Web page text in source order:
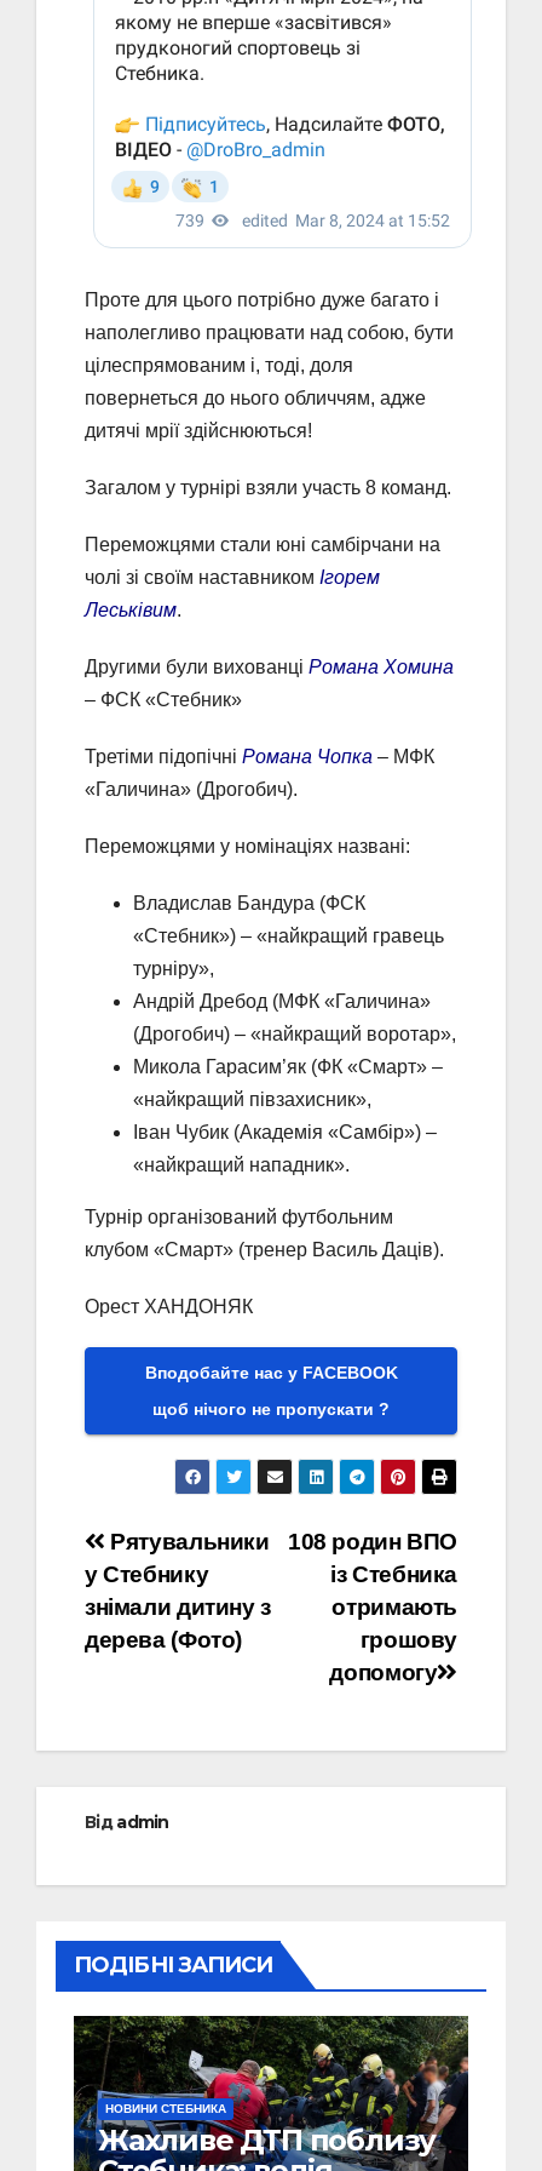
Проте для цього потрібно дуже багато і
наполегливо працювати над собою, бути
цілеспрямованим і, тоді, доля
повернеться до нього обличчям, адже
дитячі мрії здійснюються!
Загалом у турнірі взяли участь 8 команд.
Переможцями стали юні самбірчани на
чолі зі своїм наставником Ігорем
Леськівим.
Другими були вихованці Романа Хомина
– ФСК «Стебник»
Третіми підопічні Романа Чопка – МФК
«Галичина» (Дрогобич).
Переможцями у номінаціях названі:
Владислав Бандура (ФСК
«Стебник») – «найкращий гравець
турніру»,
Андрій Дребод (МФК «Галичина»
(Дрогобич) – «найкращий воротар»,
Микола Гарасим’як (ФК «Смарт» –
«найкращий півзахисник»,
Іван Чубик (Академія «Самбір») –
«найкращий нападник».
Турнір організований футбольним
клубом «Смарт» (тренер Василь Даців).
Орест ХАНДОНЯК
Вподобайте нас у FACEBOOK
щоб нічого не пропускати ?
Навігація
записів
108 родин ВПО
із Стебника
отримають
грошову
допомогу
Рятувальники
у Стебнику
знімали дитину з
дерева (Фото)
Відadmin
ПОДІБНІ ЗАПИСИ
НОВИНИ СТЕБНИКА
Жахливе ДТП поблизу